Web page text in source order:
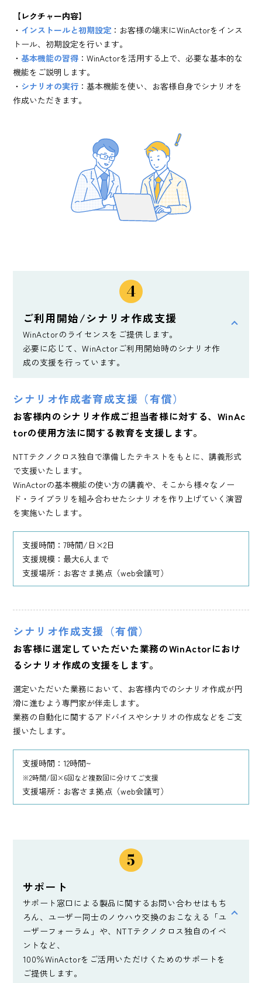
【レクチャー内容】
・ インストールと初期設定 ：お客様の端末にWinActorをインス
トール、初期設定を行います。
・基本機能の習得 ：WinActorを活用する上で、必要な基本的な
機能をご説明します。
・ シナリオの実行 ：基本機能を使い、お客様自身でシナリオを
作成いただきます。
ご利用開始/シナリオ作成支援
WinActorのライセンスをご提供します。
必要に応じて、WinActorご利用開始時のシナリオ作
成の支援を行っています。
シナリオ作成者育成支援（有償）
お客様内のシナリオ作成ご担当者様に対する、 WinAc
torの使用方法に関する教育を支援します。
NTTテクノクロス独自で準備したテキストをもとに、講義形式
で支援いたします。
WinActorの基本機能の使い方の講義や、そこから様々なノー
ド・ライブラリを組み合わせたシナリオを作り上げていく演習
を実施いたします。
支援時間：7時間/日×2日
支援規模：最大6人まで
支援場所：お客さま拠点（web会議可）
シナリオ作成支援（有償）
お客様に選定していただいた業務のWinActorにおけ
るシナリオ作成の支援をします。
選定いただいた業務において、お客様内でのシナリオ作成が円
滑に進むよう専門家が伴走します。
業務の自動化に関するアドバイスやシナリオの作成などをご支
援いたします。
支援時間：12時間~
※2時間/回×6回など複数回に分けてご支援
支援場所：お客さま拠点（web会議可）
サポート
サポート窓口による製品に関するお問い合わせはもち
ろん、ユーザー同士のノウハウ交換のおこなえる「ユ
ーザーフォーラム」や、NTTテクノクロス独自のイベ
ントなど、
100％WinActorをご活用いただけくためのサポートを
ご提供します。